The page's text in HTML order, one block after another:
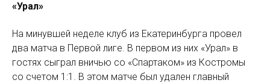
«Урал»
На минувшей неделе клуб из Екатеринбурга провел
два матча в Первой лиге. В первом из них «Урал» в
гостях сыграл вничью со «Спартаком» из Костромы
со счетом 1:1. В этом матче был удален главный